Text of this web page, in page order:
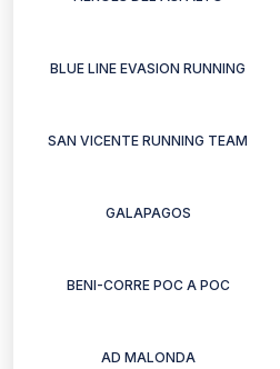
BLUE LINE EVASION RUNNING
SAN VICENTE RUNNING TEAM
GALAPAGOS
BENI-CORRE POC A POC
AD MALONDA